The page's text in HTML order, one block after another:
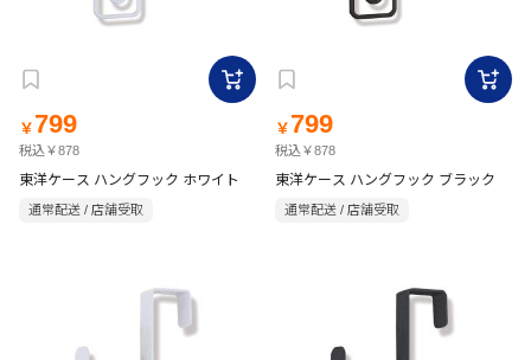
￥ 799
税込￥878
東洋ケース ハングフック ホワイト
通常配送 / 店舗受取
￥ 799
税込￥878
東洋ケース ハングフック ブラック
通常配送 / 店舗受取